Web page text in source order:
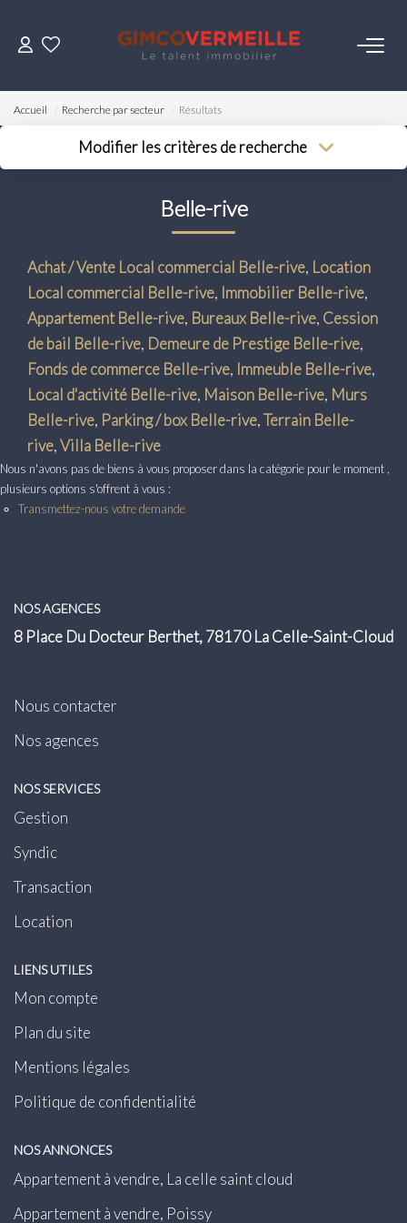
ACHETER
VENDRE
LOUER
NOS SERVICES
Gestion
Syndic
Transaction
LE GROUPE
Intranet
Accueil Recherche par secteur Résultats
Modifier les critères de recherche
Surface min
Plus de critères
Créer une alerte
Belle-rive
Achat / Vente Local commercial Belle-rive, Location
Local commercial Belle-rive, Immobilier Belle-rive,
Appartement Belle-rive, Bureaux Belle-rive, Cession
de bail Belle-rive, Demeure de Prestige Belle-rive,
Fonds de commerce Belle-rive, Immeuble Belle-rive,
Local d'activité Belle-rive, Maison Belle-rive, Murs
Belle-rive, Parking / box Belle-rive,Terrain Belle-
rive,Villa Belle-rive
Nous n'avons pas de biens à vous proposer dans la catégorie pour le moment ,
plusieurs options s'offrent à vous :
Transmettez-nous votre demande
NOS AGENCES
8 Place Du Docteur Berthet, 78170 La Celle-Saint-Cloud
Nous contacter
Nos agences
NOS SERVICES
Gestion
Syndic
Transaction
Location
LIENS UTILES
Mon compte
Plan du site
Mentions légales
Politique de confidentialité
NOS ANNONCES
Appartement à vendre, La celle saint cloud
Appartement à vendre, Poissy